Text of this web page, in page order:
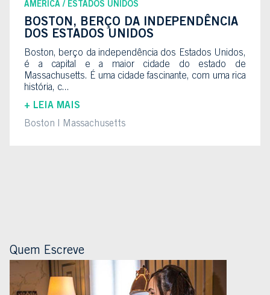
AMÉRICA ESTADOS UNIDOS
BOSTON, BERÇO DA INDEPENDÊNCIA
DOS ESTADOS UNIDOS
Boston, berço da independência dos Estados Unidos,
é a capital e a maior cidade do estado de
Massachusetts. É uma cidade fascinante, com uma rica
história, c...
+ LEIA MAIS
Boston
Massachusetts
Quem Escreve